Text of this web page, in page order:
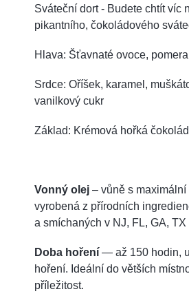
Sváteční dort - Budete chtít víc
pikantního, čokoládového
Hlava: Šťavnaté ovoce,
Srdce: Oříšek, karamel,
vanilkový cukr
Základ: Krémová hořká
Vonný olej – vůně s
vyrobená z přírodních
a smíchaných v NJ, FL, GA, TX
Doba hoření — až 150 hodin,
hoření. Ideální do větších
příležitost.